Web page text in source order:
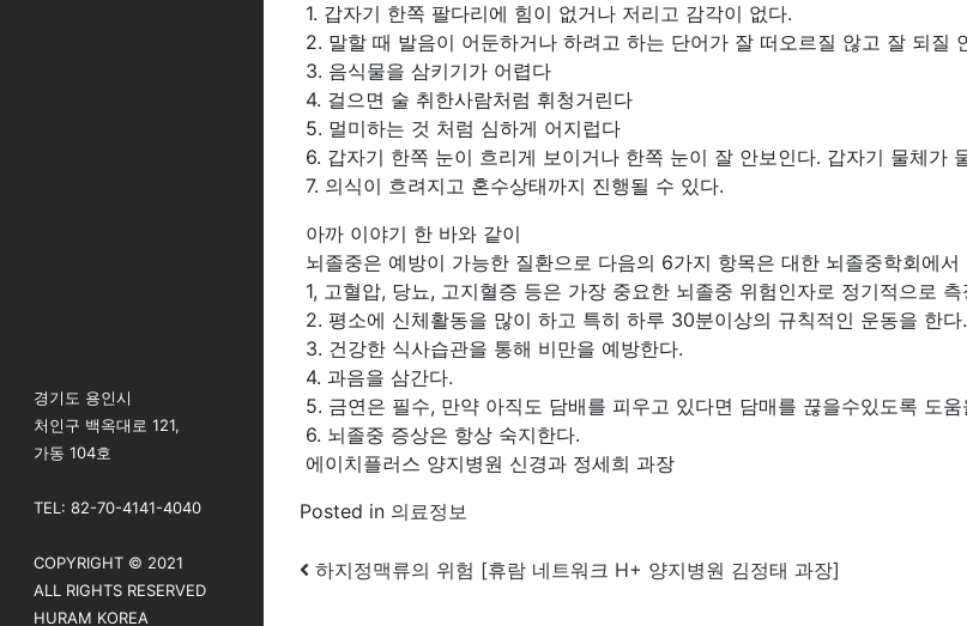
경기도 용인시
처인구 백옥대로 121,
가동 104호
TEL: 82-70-4141-4040
COPYRIGHT © 2021
ALL RIGHTS RESERVED
HURAM KOREA
1. 갑자기 한쪽 팔다리에 힘이 없거나 저리고 감각이 없다.
2. 말할 때 발음이 어둔하거나 하려고 하는 단어가 잘 떠오르질 않고 잘 되질
3. 음식물을 삼키기가 어렵다
4. 걸으면 술 취한사람처럼 휘청거린다
5. 멀미하는 것 처럼 심하게 어지럽다
6. 갑자기 한쪽 눈이 흐리게 보이거나 한쪽 눈이 잘 안보인다. 갑자기 물체
7. 의식이 흐려지고 혼수상태까지 진행될 수 있다.
아까 이야기 한 바와 같이
뇌졸중은 예방이 가능한 질환으로 다음의 6가지 항목은 대한 뇌졸중학회에
1, 고혈압, 당뇨, 고지혈증 등은 가장 중요한 뇌졸중 위험인자로 정기적으로
2. 평소에 신체활동을 많이 하고 특히 하루 30분이상의 규칙적인 운동을 한다.
3. 건강한 식사습관을 통해 비만을 예방한다.
4. 과음을 삼간다.
5. 금연은 필수, 만약 아직도 담배를 피우고 있다면 담매를 끊을수있도록 도움
6. 뇌졸중 증상은 항상 숙지한다.
에이치플러스 양지병원 신경과 정세희 과장
Posted in 의료정보
Post navigation
하지정맥류의 위험 [휴람 네트워크 H+ 양지병원 김정태 과장]